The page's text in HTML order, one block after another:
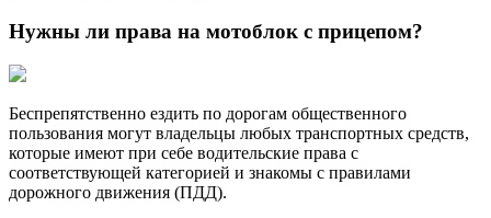
Нужны ли права на мотоблок с прицепом?
Беспрепятственно ездить по дорогам общественного
пользования могут владельцы любых транспортных средств,
которые имеют при себе водительские права с
соответствующей категорией и знакомы с правилами
дорожного движения (ПДД).